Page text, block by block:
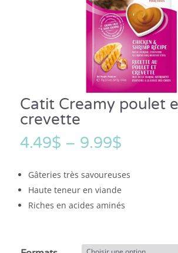
Catit Creamy poulet
crevette
4.49$ – 9.99$
Gâteries très savoureuses
Haute teneur en viande
Riches en acides aminés